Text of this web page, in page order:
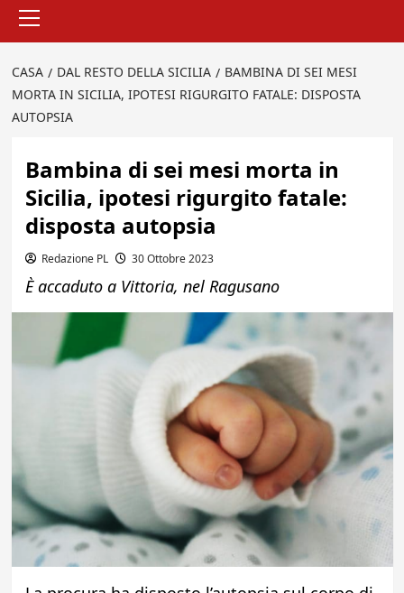
principale
CASA DAL RESTO DELLA SICILIA
BAMBINA DI SEI MESI
MORTA IN SICILIA, IPOTESI RIGURGITO FATALE: DISPOSTA
AUTOPSIA
Bambina di sei mesi morta in
Sicilia, ipotesi rigurgito fatale:
disposta autopsia
Redazione PL 30 Ottobre 2023
È accaduto a Vittoria, nel Ragusano